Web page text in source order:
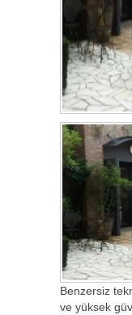
Benzersiz
ve yüksek